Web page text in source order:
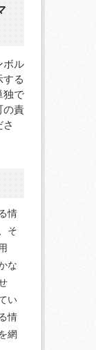
ボル
する
独で
の責
情
そ
な
い
情
網